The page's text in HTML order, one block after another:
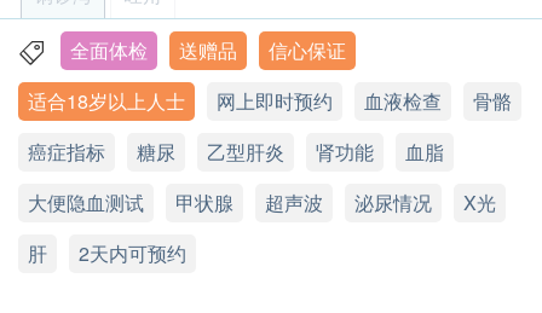
2 重点项目
乙型肝炎检查 重点项目
乙型肝炎表面抗原
3 基本项目
基本健康评估
幽门螺旋菌抗体
简单及方便的检查，检测在血液中幽门螺旋杆菌抗体
HK$550.0
乳房超声波 (双边）
HK$1,150.0
乙型肝炎检查
是否潜伏乙型肝炎病毒，若呈阳性反应，即表示有病
毒潜伏于体内。
个月内(由确认付款日期起计)接受有关检查，逾期
作废。
请注意：新冠疫苗前健康检查进行前不会有医生评
估，所有健康检查/服务并非作为医务诊断或治疗
用途，医护人员不会为客人提供任何新冠疫苗建议
或选择
。
肝炎及儿童疫苗注射必须经医生评估是否适合进行
计划的服务，全数费用退回
香港铜锣湾恩平道28号利园二期24楼2401室
显示地图
星期一至六：9:00a.m. – 18:30p.m.
电话：2951 1988
全面体检 送赠品
信心保证
适合18岁以上人士
网上即时预约 血液检查
骨骼
癌症指标
糖尿 乙型肝炎 肾功能
血脂
大便隐血测试
甲状腺 超声波 泌尿情况
X光
肝
2天内可预约